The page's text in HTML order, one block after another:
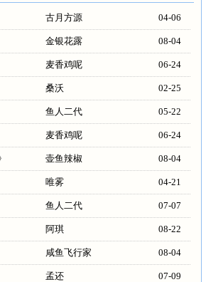
古月方源 04-06
金银花露 08-04
麦香鸡呢 06-24
桑沃 02-25
鱼人二代 05-22
麦香鸡呢 06-24
壶鱼辣椒 08-04
唯雾 04-21
鱼人二代 07-07
阿琪 08-22
咸鱼飞行家 08-04
孟还 07-09